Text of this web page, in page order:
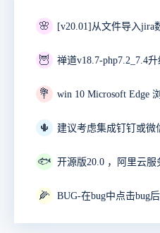
🌸 [v20.01]从文件导入jira
🦉 禅道v18.7-php7.2_7.4
💐
🌵 建议考虑集成钉钉或微
🐟 开源版20.0 ，阿里云
🌽